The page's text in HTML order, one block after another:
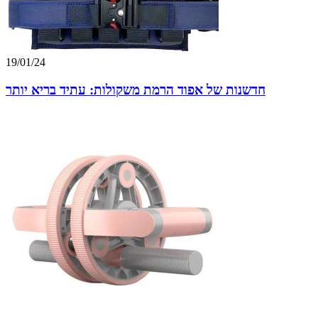
19/01/24
חדשנות של אפוד הרמת משקולות: עתיד בריא יותר